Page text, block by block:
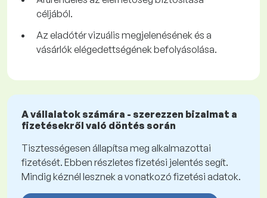
céljából.
Az eladótér vizuális megjelenésének és a
vásárlók elégedettségének befolyásolása.
A vállalatok számára - szerezzen bizalmat a
fizetésekről való döntés során
Tisztességesen állapítsa meg alkalmazottai
fizetését. Ebben részletes fizetési jelentés segít.
Mindig kéznél lesznek a vonatkozó fizetési adatok.